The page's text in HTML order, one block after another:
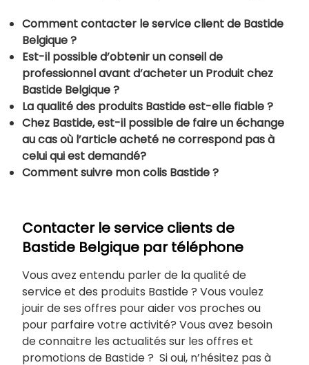
Comment contacter le service client de Bastide
Belgique ?
Est-il possible d’obtenir un conseil de
professionnel avant d’acheter un Produit chez
Bastide Belgique ?
La qualité des produits Bastide est-elle fiable ?
Chez Bastide, est-il possible de faire un échange
au cas où l’article acheté ne correspond pas à
celui qui est demandé?
Comment suivre mon colis Bastide ?
Contacter le service clients de
Bastide Belgique par téléphone
Vous avez entendu parler de la qualité de
service et des produits Bastide ? Vous voulez
jouir de ses offres pour aider vos proches ou
pour parfaire votre activité? Vous avez besoin
de connaitre les actualités sur les offres et
promotions de Bastide ? Si oui, n’hésitez pas à